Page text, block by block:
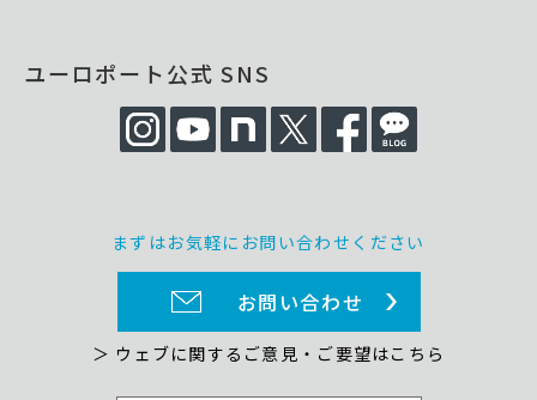
ユーロポート公式 SNS
まずはお気軽にお問い合わせください
お問い合わせ
＞ ウェブに関するご意見・ご要望はこちら